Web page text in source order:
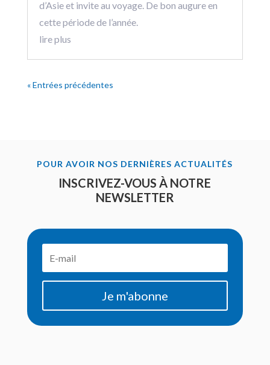
d’Asie et invite au voyage. De bon augure en
cette période de l’année.
lire plus
« Entrées précédentes
POUR AVOIR NOS DERNIÈRES ACTUALITÉS
INSCRIVEZ-VOUS À NOTRE
NEWSLETTER
Je m'abonne